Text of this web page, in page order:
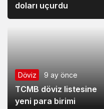
doları uçurdu
Döviz 9 ay önce
TCMB döviz listesine
yeni para birimi